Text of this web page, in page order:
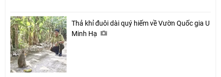
Thả khỉ đuôi dài quý hiếm về Vườn Quốc gia U
Minh Hạ